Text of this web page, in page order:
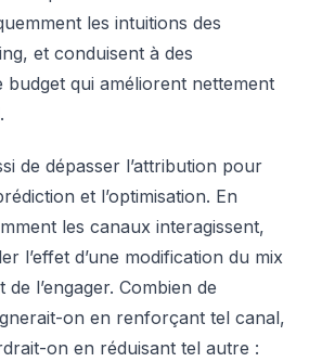
les intuitions des
et conduisent à des
budget qui améliorent nettement
de dépasser l’attribution pour
et l’optimisation. En
les canaux interagissent,
l’effet d’une modification du mix
l’engager. Combien de
on en renforçant tel canal,
on en réduisant tel autre :